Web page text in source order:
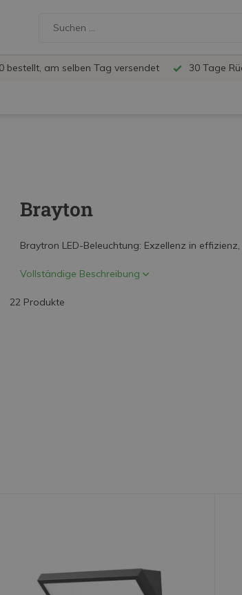
bestellt, am selben Tag versendet 30 Tage
Brayton
Braytron LED-Beleuchtung: Exzellenz in
Vollständige Beschreibung
22 Produkte